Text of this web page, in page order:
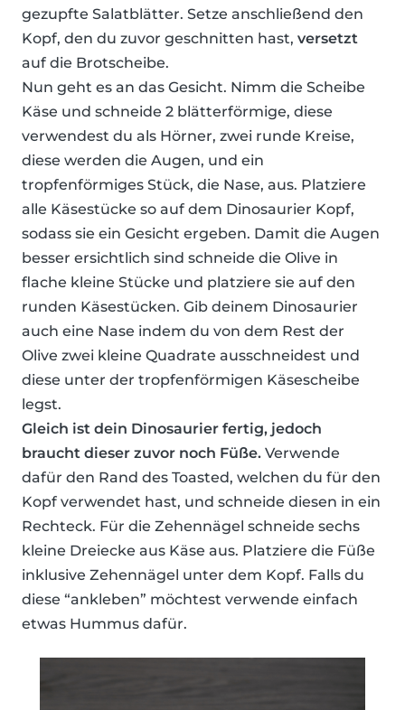
gezupfte Salatblätter. Setze anschließend den
Kopf, den du zuvor geschnitten hast, versetzt
auf die Brotscheibe.
Nun geht es an das Gesicht. Nimm die Scheibe
Käse und schneide 2 blätterförmige, diese
verwendest du als Hörner, zwei runde Kreise,
diese werden die Augen, und ein
tropfenförmiges Stück, die Nase, aus. Platziere
alle Käsestücke so auf dem Dinosaurier Kopf,
sodass sie ein Gesicht ergeben. Damit die Augen
besser ersichtlich sind schneide die Olive in
flache kleine Stücke und platziere sie auf den
runden Käsestücken. Gib deinem Dinosaurier
auch eine Nase indem du von dem Rest der
Olive zwei kleine Quadrate ausschneidest und
diese unter der tropfenförmigen Käsescheibe
legst.
Gleich ist dein Dinosaurier fertig, jedoch
braucht dieser zuvor noch Füße. Verwende
dafür den Rand des Toasted, welchen du für den
Kopf verwendet hast, und schneide diesen in ein
Rechteck. Für die Zehennägel schneide sechs
kleine Dreiecke aus Käse aus. Platziere die Füße
inklusive Zehennägel unter dem Kopf. Falls du
diese “ankleben” möchtest verwende einfach
etwas Hummus dafür.